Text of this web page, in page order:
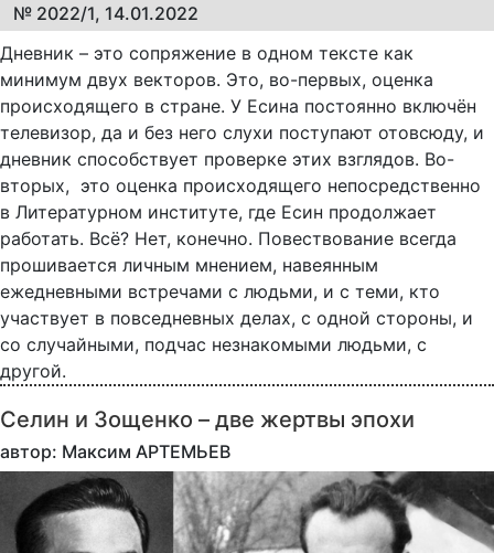
№ 2022/1, 14.01.2022
Дневник – это сопряжение в одном тексте как
минимум двух векторов. Это, во-первых, оценка
происходящего в стране. У Есина постоянно включён
телевизор, да и без него слухи поступают отовсюду, и
дневник способствует проверке этих взглядов. Во-
вторых, это оценка происходящего непосредственно
в Литературном институте, где Есин продолжает
работать. Всё? Нет, конечно. Повествование всегда
прошивается личным мнением, навеянным
ежедневными встречами с людьми, и с теми, кто
участвует в повседневных делах, с одной стороны, и
со случайными, подчас незнакомыми людьми, с
другой.
Селин и Зощенко – две жертвы эпохи
автор: Максим АРТЕМЬЕВ